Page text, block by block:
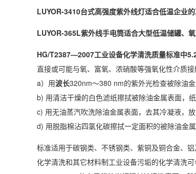
LUYOR-3410台式高强度紫外线灯适合低温企业的
LUYOR-365L紫外线手电筒适合大型低温储罐、
HG/T2387—2007工业设备化学清洗质量标准中
直接或可能与氧、富氧、浓硝酸等强氧化性介质
a）用波长320nm～380 nm的紫外光检查被除油金
b) 用清洁干燥的白色滤纸擦拭被除油金属表面，纸
c) 用无油蒸汽吹洗除油金属表面，去其冷凝液，
d) 用脱脂棉沾四氯化碳擦拭一定面积的被除油金
标准适用于碳钢类、不锈钢类、紫铜及铜合金、
化学清洗和其它材料制工业设备污垢的化学清洗